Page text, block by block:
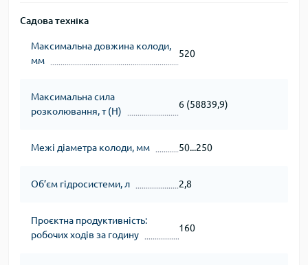
Садова техніка
Максимальна довжина колоди,
мм
520
Максимальна сила
розколювання, т (Н)
6 (58839,9)
Межі діаметра колоди, мм 50...250
Об’єм гідросистеми, л 2,8
Проєктна продуктивність:
робочих ходів за годину
160